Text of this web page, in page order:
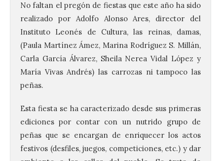
No faltan el pregón de fiestas que este año ha sido
realizado por Adolfo Alonso Ares, director del
Instituto Leonés de Cultura, las reinas, damas,
(Paula Martínez Ámez, Marina Rodríguez S. Millán,
Carla García Álvarez, Sheila Nerea Vidal López y
María Vivas Andrés)las carrozas ni tampoco las
peñas.
Esta fiesta se ha caracterizado desde sus primeras
ediciones por contar con un nutrido grupo de
peñas que se encargan de enriquecer los actos
festivos (desfiles, juegos, competiciones, etc.) y dar